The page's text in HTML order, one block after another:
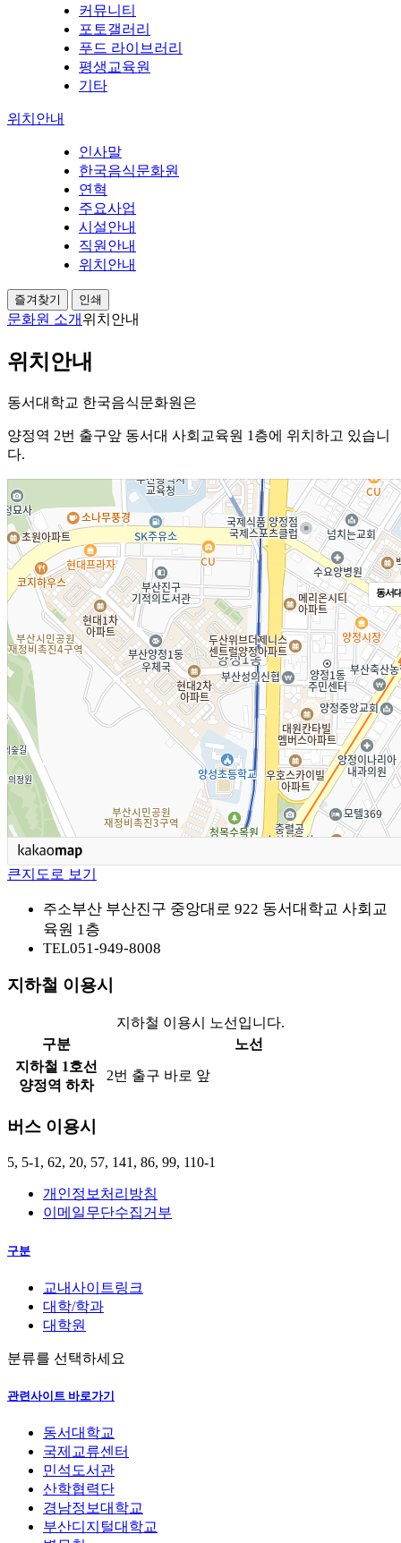
커뮤니티
포토갤러리
푸드 라이브러리
평생교육원
기타
위치안내
인사말
한국음식문화원
연혁
주요사업
시설안내
직원안내
위치안내
즐겨찾기 인쇄
문화원 소개 위치안내
위치안내
동서대학교 한국음식문화원은
양정역 2번 출구앞 동서대 사회교육원 1층에 위치하고 있습니
다.
동서
큰지도로 보기
주소부산 부산진구 중앙대로 922 동서대학교 사회교
육원 1층
TEL051-949-8008
지하철 이용시
지하철 이용시 노선입니다.
구분
노선
지하철 1호선
양정역 하차
2번 출구 바로 앞
버스 이용시
5, 5-1, 62, 20, 57, 141, 86, 99, 110-1
개인정보처리방침
이메일무단수집거부
구분
교내사이트링크
대학/학과
대학원
분류를 선택하세요
관련사이트 바로가기
동서대학교
국제교류센터
민석도서관
산학협력단
경남정보대학교
부산디지털대학교